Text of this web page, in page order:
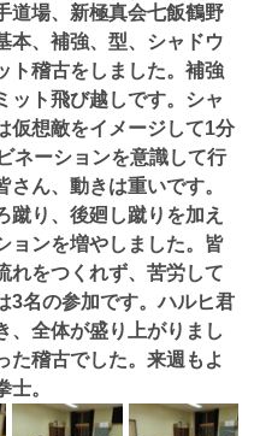
道場、新極真会七飯鶴野
本、補強、型、シャドウ
ト稽古をしました。補強
ット飛び越しです。シャ
仮想敵をイメージして1分
ネーションを意識して行
さん、動きは重いです。
蹴り、後廻し蹴りを加え
ョンを増やしました。皆
れをつくれず、苦労して
3名の参加です。ハルヒ君
、全体が盛り上がりまし
た稽古でした。来週もよ
士。